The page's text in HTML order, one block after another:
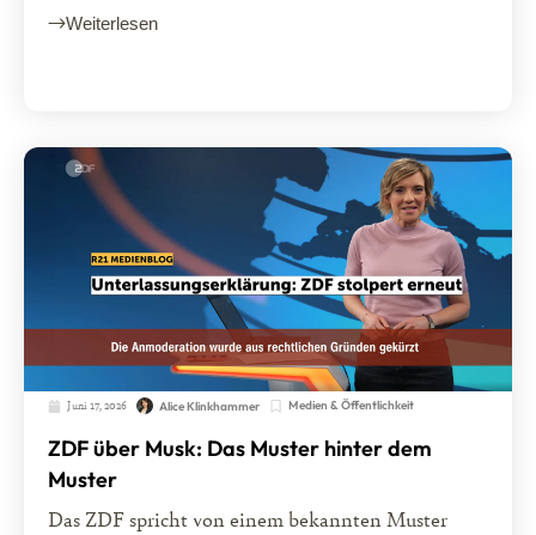
Weiterlesen
Juni 17, 2026 Alice Klinkhammer Medien & Öffentlichkeit
ZDF über Musk: Das Muster hinter dem
Muster
Das ZDF spricht von einem bekannten Muster